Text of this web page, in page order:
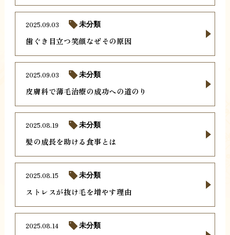
歯ぐき目立つ笑顔なぜその原因
2025.09.03 未分類
皮膚科で薄毛治療の成功への道のり
2025.09.03 未分類
髪の成長を助ける食事とは
2025.08.19 未分類
ストレスが抜け毛を増やす理由
2025.08.15 未分類
2025.08.14 未分類